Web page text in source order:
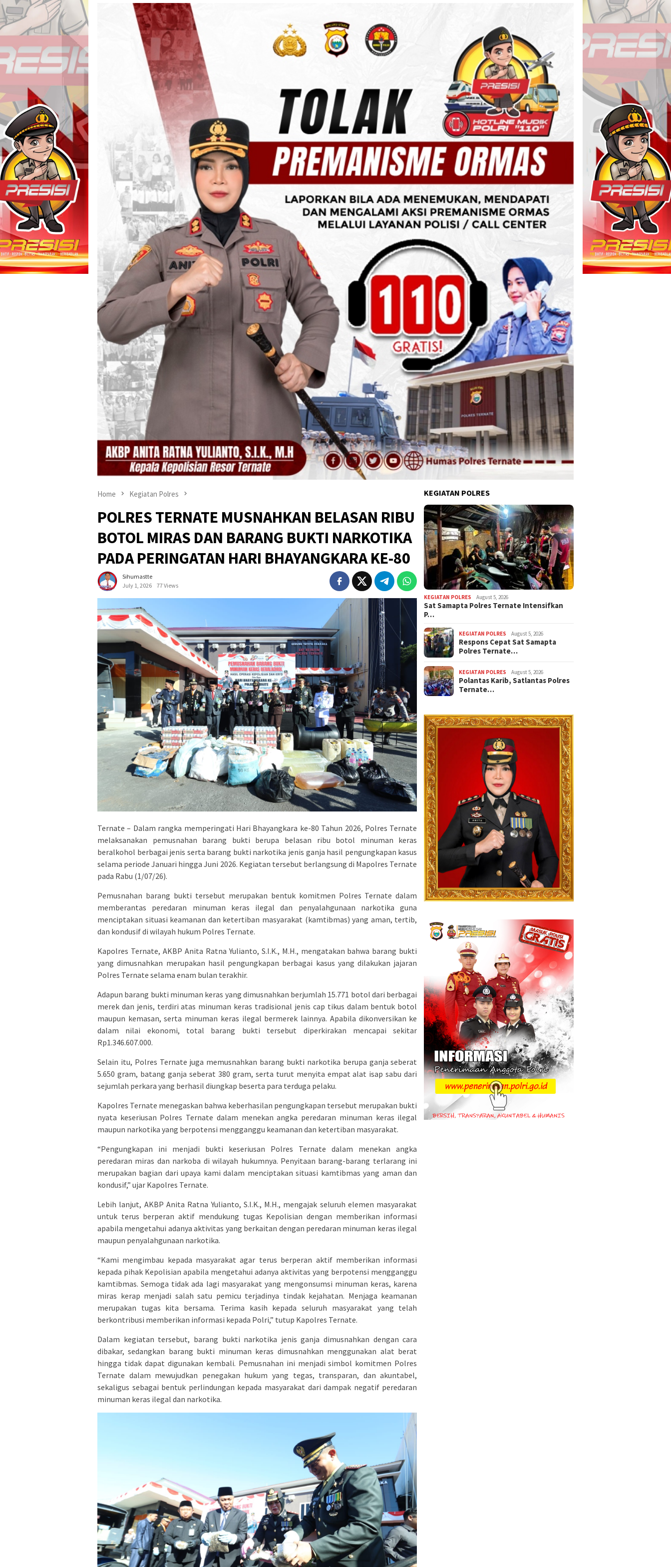
Home Kegiatan Polres
POLRES TERNATE MUSNAHKAN BELASAN RIBU
BOTOL MIRAS DAN BARANG BUKTI NARKOTIKA
PADA PERINGATAN HARI BHAYANGKARA KE-80
Sihumastte
July 1, 2026
77 Views
Ternate – Dalam rangka memperingati Hari Bhayangkara ke-80 Tahun 2026, Polres Ternate
melaksanakan pemusnahan barang bukti berupa belasan ribu botol minuman keras
beralkohol berbagai jenis serta barang bukti narkotika jenis ganja hasil pengungkapan kasus
selama periode Januari hingga Juni 2026. Kegiatan tersebut berlangsung di Mapolres Ternate
pada Rabu (1/07/26).
Pemusnahan barang bukti tersebut merupakan bentuk komitmen Polres Ternate dalam
memberantas peredaran minuman keras ilegal dan penyalahgunaan narkotika guna
menciptakan situasi keamanan dan ketertiban masyarakat (kamtibmas) yang aman, tertib,
dan kondusif di wilayah hukum Polres Ternate.
Kapolres Ternate, AKBP Anita Ratna Yulianto, S.I.K., M.H., mengatakan bahwa barang bukti
yang dimusnahkan merupakan hasil pengungkapan berbagai kasus yang dilakukan jajaran
Polres Ternate selama enam bulan terakhir.
Adapun barang bukti minuman keras yang dimusnahkan berjumlah 15.771 botol dari berbagai
merek dan jenis, terdiri atas minuman keras tradisional jenis cap tikus dalam bentuk botol
maupun kemasan, serta minuman keras ilegal bermerek lainnya. Apabila dikonversikan ke
dalam nilai ekonomi, total barang bukti tersebut diperkirakan mencapai sekitar
Rp1.346.607.000.
Selain itu, Polres Ternate juga memusnahkan barang bukti narkotika berupa ganja seberat
5.650 gram, batang ganja seberat 380 gram, serta turut menyita empat alat isap sabu dari
sejumlah perkara yang berhasil diungkap beserta para terduga pelaku.
Kapolres Ternate menegaskan bahwa keberhasilan pengungkapan tersebut merupakan bukti
nyata keseriusan Polres Ternate dalam menekan angka peredaran minuman keras ilegal
maupun narkotika yang berpotensi mengganggu keamanan dan ketertiban masyarakat.
“Pengungkapan ini menjadi bukti keseriusan Polres Ternate dalam menekan angka
peredaran miras dan narkoba di wilayah hukumnya. Penyitaan barang-barang terlarang ini
merupakan bagian dari upaya kami dalam menciptakan situasi kamtibmas yang aman dan
kondusif,” ujar Kapolres Ternate.
Lebih lanjut, AKBP Anita Ratna Yulianto, S.I.K., M.H., mengajak seluruh elemen masyarakat
untuk terus berperan aktif mendukung tugas Kepolisian dengan memberikan informasi
apabila mengetahui adanya aktivitas yang berkaitan dengan peredaran minuman keras ilegal
maupun penyalahgunaan narkotika.
“Kami mengimbau kepada masyarakat agar terus berperan aktif memberikan informasi
kepada pihak Kepolisian apabila mengetahui adanya aktivitas yang berpotensi mengganggu
kamtibmas. Semoga tidak ada lagi masyarakat yang mengonsumsi minuman keras, karena
miras kerap menjadi salah satu pemicu terjadinya tindak kejahatan. Menjaga keamanan
merupakan tugas kita bersama. Terima kasih kepada seluruh masyarakat yang telah
berkontribusi memberikan informasi kepada Polri,” tutup Kapolres Ternate.
Dalam kegiatan tersebut, barang bukti narkotika jenis ganja dimusnahkan dengan cara
dibakar, sedangkan barang bukti minuman keras dimusnahkan menggunakan alat berat
hingga tidak dapat digunakan kembali. Pemusnahan ini menjadi simbol komitmen Polres
Ternate dalam mewujudkan penegakan hukum yang tegas, transparan, dan akuntabel,
sekaligus sebagai bentuk perlindungan kepada masyarakat dari dampak negatif peredaran
minuman keras ilegal dan narkotika.
KEGIATAN POLRES
KEGIATAN POLRES August 5, 2026
Sat Samapta Polres Ternate Intensifkan
P…
KEGIATAN POLRES August 5, 2026
Respons Cepat Sat Samapta
Polres Ternate…
KEGIATAN POLRES August 5, 2026
Polantas Karib, Satlantas Polres
Ternate…